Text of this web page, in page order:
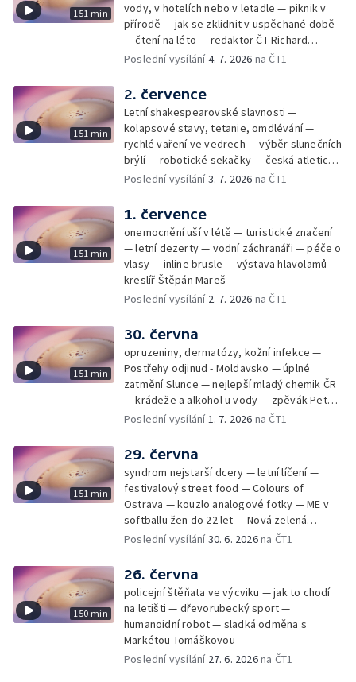
151 min
vody, v hotelích nebo v letadle — piknik v
přírodě — jak se zklidnit v uspěchané době
— čtení na léto — redaktor ČT Richard
Samko
Poslední vysílání4. 7. 2026 na ČT1
151 min
2. července
Letní shakespearovské slavnosti —
kolapsové stavy, tetanie, omdlévání —
rychlé vaření ve vedrech — výběr slunečních
brýlí — robotické sekačky — česká atletická
rekordmanka — psí seriál: výmarský
Poslední vysílání3. 7. 2026 na ČT1
151 min
1. července
onemocnění uší v létě — turistické značení
— letní dezerty — vodní záchranáři — péče o
vlasy — inline brusle — výstava hlavolamů —
kreslíř Štěpán Mareš
Poslední vysílání 2. 7. 2026 na ČT1
151 min
30. června
opruzeniny, dermatózy, kožní infekce —
Postřehy odjinud - Moldavsko — úplné
zatmění Slunce — nejlepší mladý chemik ČR
— krádeže a alkohol u vody — zpěvák Peter
Cmorik
Poslední vysílání1. 7. 2026 na ČT1
151 min
29. června
syndrom nejstarší dcery — letní líčení —
festivalový street food — Colours of
Ostrava — kouzlo analogové fotky — ME v
softballu žen do 22 let — Nová zelená
úsporám — Global Teacher Prize Czech
Poslední vysílání30. 6. 2026na ČT1
150 min
26. června
policejní štěňata ve výcviku — jak to chodí
na letišti — dřevorubecký sport —
humanoidní robot — sladká odměna s
Markétou Tomáškovou
Poslední vysílání 27. 6. 2026na ČT1